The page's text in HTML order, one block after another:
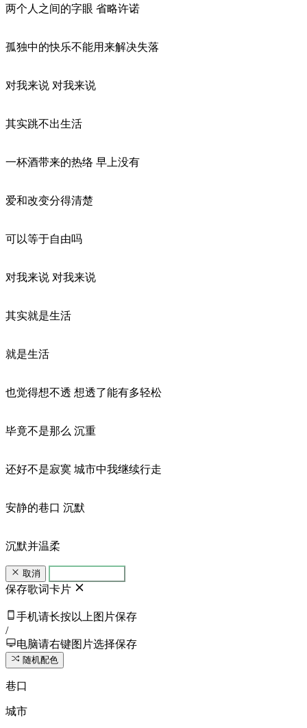
两个人之间的字眼 省略许诺
孤独中的快乐不能用来解决失落
对我来说 对我来说
其实跳不出生活
一杯酒带来的热络 早上没有
爱和改变分得清楚
可以等于自由吗
对我来说 对我来说
其实就是生活
就是生活
也觉得想不透 想透了能有多轻松
毕竟不是那么 沉重
还好不是寂寞 城市中我继续行走
安静的巷口 沉默
沉默并温柔
取消
保存歌词卡片
手机请长按以上图片保存
/
电脑请右键图片选择保存
随机配色
巷口
城市